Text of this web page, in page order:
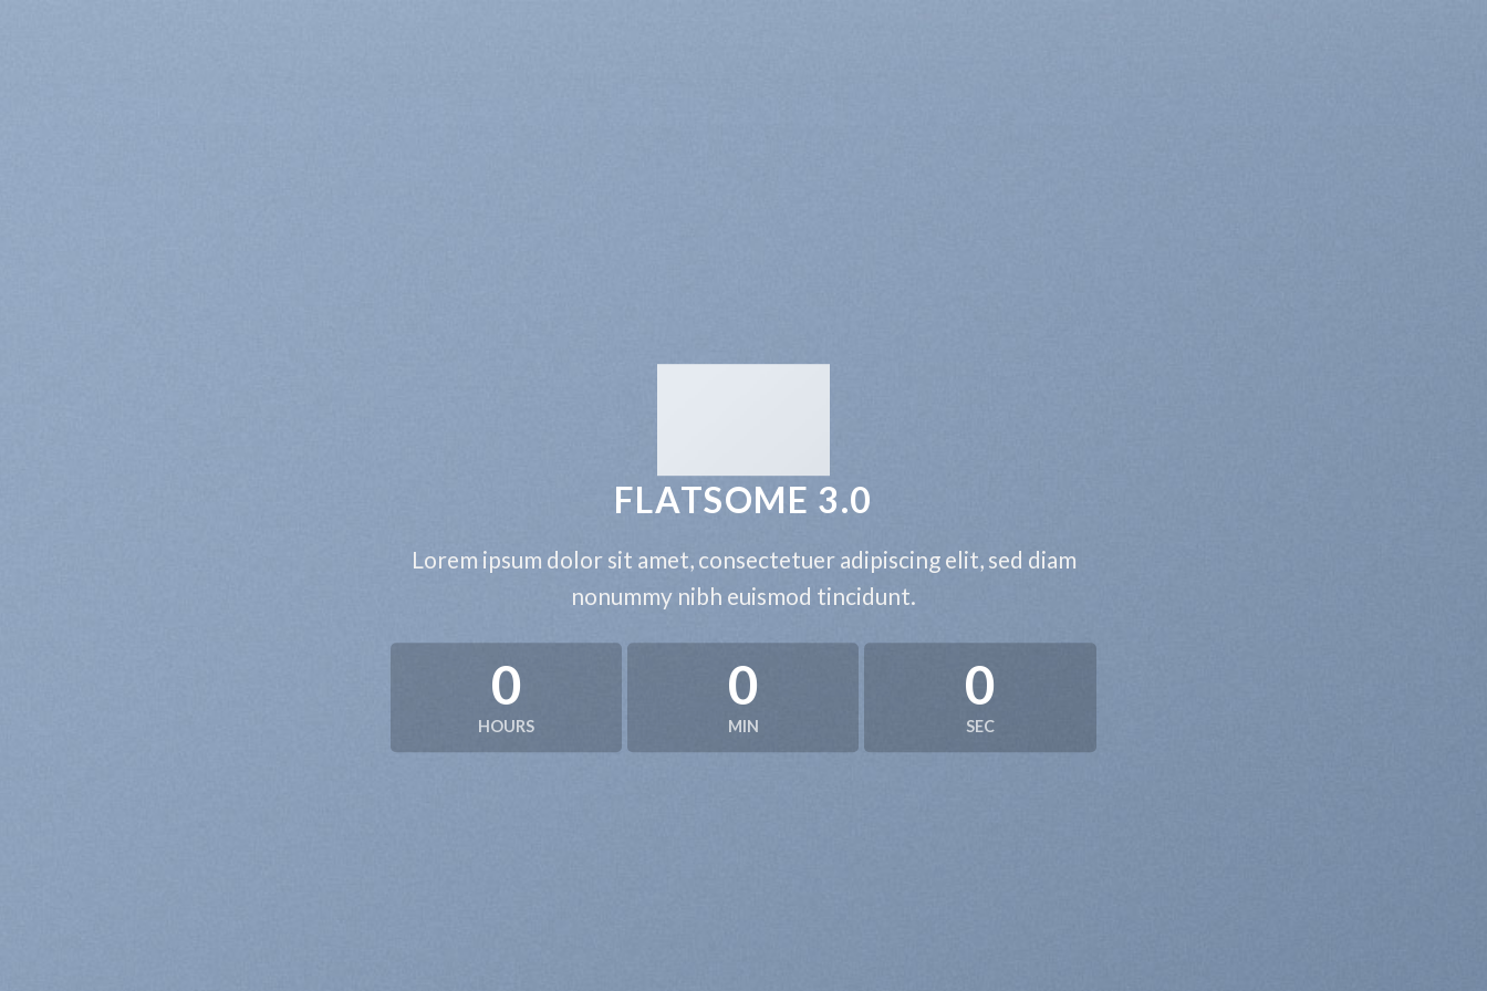
FLATSOME 3.0
Lorem ipsum dolor sit amet, consectetuer adipiscing elit, sed diam
nonummy nibh euismod tincidunt.
0
HOURS
0
MIN
0
SEC